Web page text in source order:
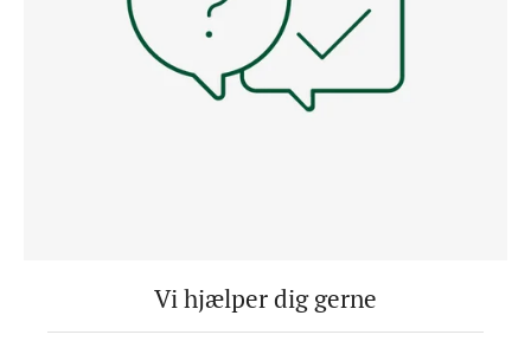
Vi hjælper dig gerne